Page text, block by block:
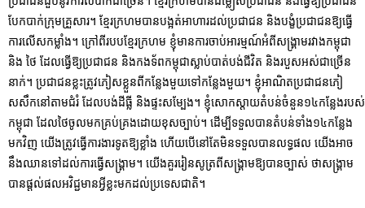
បែកបាក់ក្រុមគ្រួសារ។ ខ្មែរក្រហមបានបង្អត់អាហារដល់ប្រជាជន និងបង្ខំប្រជាជនឱ្យធ្វើ
ការលើសកម្លាំង។ ក្រៅពីរបបខ្មែរក្រហម ខ្ញុំមានការចាប់អារម្មណ៍អំពីសង្គ្រាមរវាងកម្ពុជា
និង ថៃ ដែលធ្វើឱ្យប្រជាជន និងកងទ័ពកម្ពុជាស្លាប់បាត់បង់ជីវិត និងរបួសអស់ជាច្រើន
នាក់។ ប្រជាជនខ្លះត្រូវភៀសខ្លួនពីកន្លែងមួយទៅកន្លែងមួយ។ ខ្ញុំអាណិតប្រជាជនភៀ
សសឹកនៅតាមជំរំ ដែលបង់ដីធ្លី និងផ្ទះសម្បែង។ ខ្ញុំសោកស្តាយតំបន់ចំនួន១៤កន្លែងរបស់
កម្ពុជា ដែលថៃចូលមកគ្រប់គ្រងដោយខុសច្បាប់។ ដើម្បីទទួលបានតំបន់ទាំង១៤កន្លែង
មកវិញ យើងត្រូវធ្វើការងារទូតឱ្យខ្លាំង ហើយបើនៅតែមិនទទួលបានលទ្ធផល យើងអាច
នឹងឈានទៅដល់ការធ្វើសង្គ្រាម។ យើងគួររៀនសូត្រពីសង្គ្រាមឱ្យបានច្បាស់ ថាសង្គ្រាម
បានផ្តល់ផលអវិជ្ជមានអ្វីខ្លះមកដល់ប្រទេសជាតិ។